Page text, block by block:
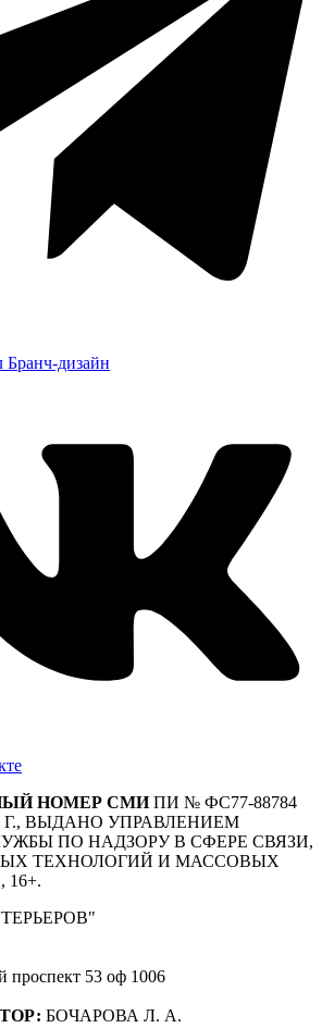
Бранч-дизайн
НОМЕР СМИПИ № ФС77-88784
Г., ВЫДАНО УПРАВЛЕНИЕМ
ПО НАДЗОРУ В СФЕРЕ СВЯЗИ,
ТЕХНОЛОГИЙ И МАССОВЫХ
проспект 53 оф 1006
БОЧАРОВА Л. А.